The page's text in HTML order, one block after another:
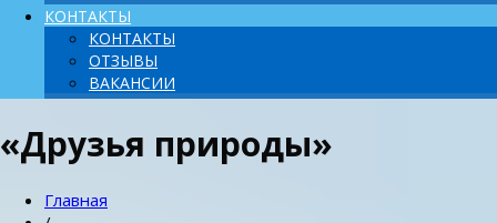
КОНТАКТЫ
КОНТАКТЫ
ОТЗЫВЫ
ВАКАНСИИ
«Друзья природы»
Главная